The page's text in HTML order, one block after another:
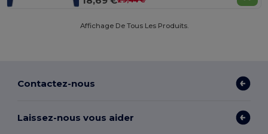
Affichage De Tous Les Produits.
Contactez-nous
Laissez-nous vous aider